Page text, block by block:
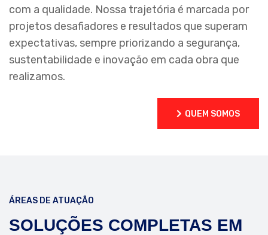
com a qualidade. Nossa trajetória é marcada por
projetos desafiadores e resultados que superam
expectativas, sempre priorizando a segurança,
sustentabilidade e inovação em cada obra que
realizamos.
QUEM SOMOS
ÁREAS DE ATUAÇÃO
SOLUÇÕES COMPLETAS EM